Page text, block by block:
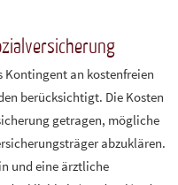
Kontingent an kostenfreien
berücksichtigt. Die Kosten
getragen, mögliche
abzuklären.
und eine ärztliche